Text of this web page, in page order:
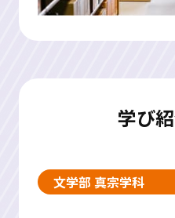
学び
文学部 真宗学科